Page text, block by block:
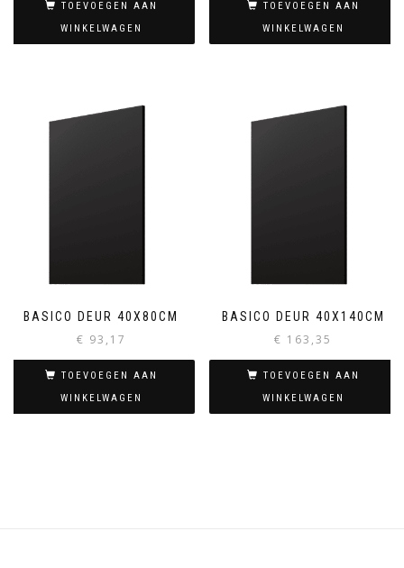
TOEVOEGEN AAN
WINKELWAGEN
TOEVOEGEN AAN
WINKELWAGEN
BASICO DEUR 40X80CM
€ 93,17
TOEVOEGEN AAN
WINKELWAGEN
BASICO DEUR 40X140CM
€ 163,35
TOEVOEGEN AAN
WINKELWAGEN